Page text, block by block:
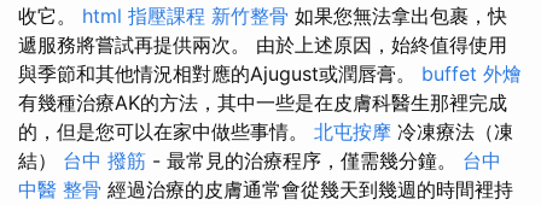
收它。 html 指壓課程 新竹整骨 如果您無法拿出包裹，快
遞服務將嘗試再提供兩次。 由於上述原因，始終值得使用
與季節和其他情況相對應的Ajugust或潤唇膏。 buffet 外燴
有幾種治療AK的方法，其中一些是在皮膚科醫生那裡完成
的，但是您可以在家中做些事情。 北屯按摩 冷凍療法（凍
結） 台中 撥筋 - 最常見的治療程序，僅需幾分鐘。 台中
中醫 整骨 經過治療的皮膚通常會從幾天到幾週的時間裡持